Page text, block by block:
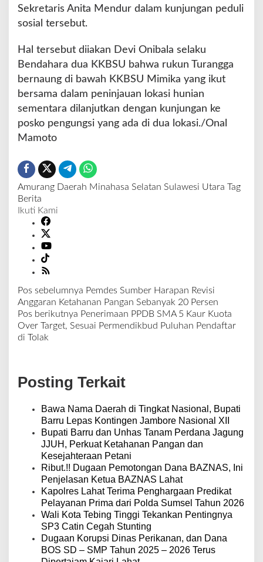
Sekretaris Anita Mendur dalam kunjungan peduli
sosial tersebut.
Hal tersebut diiakan Devi Onibala selaku
Bendahara dua KKBSU bahwa rukun Turangga
bernaung di bawah KKBSU Mimika yang ikut
bersama dalam peninjauan lokasi hunian
sementara dilanjutkan dengan kunjungan ke
posko pengungsi yang ada di dua lokasi./Onal
Mamoto
Amurang Daerah Minahasa Selatan Sulawesi Utara Tag
Berita
Ikuti Kami
N
a
v
i
s
i
Pos sebelumnya Pemdes Sumber Harapan Revisi
Anggaran Ketahanan Pangan Sebanyak 20 Persen
Pos berikutnya Penerimaan PPDB SMA 5 Kaur Kuota
Over Target, Sesuai Permendikbud Puluhan Pendaftar
di Tolak
Posting Terkait
Bawa Nama Daerah di Tingkat Nasional, Bupati
Barru Lepas Kontingen Jambore Nasional XII
Bupati Barru dan Unhas Tanam Perdana Jagung
JJUH, Perkuat Ketahanan Pangan dan
Kesejahteraan Petani
Ribut.!! Dugaan Pemotongan Dana BAZNAS, Ini
Penjelasan Ketua BAZNAS Lahat
Kapolres Lahat Terima Penghargaan Predikat
Pelayanan Prima dari Polda Sumsel Tahun 2026
Wali Kota Tebing Tinggi Tekankan Pentingnya
SP3 Catin Cegah Stunting
Dugaan Korupsi Dinas Perikanan, dan Dana
BOS SD – SMP Tahun 2025 – 2026 Terus